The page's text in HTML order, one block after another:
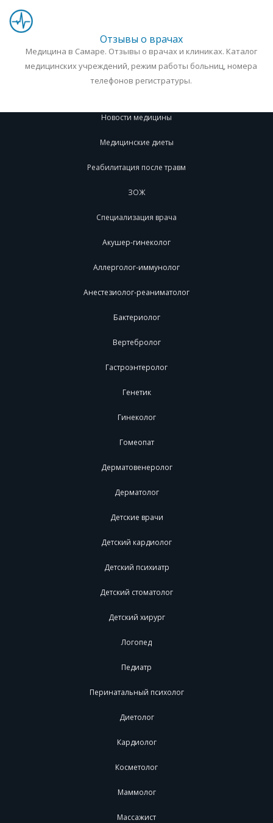
Отзывы о врачах
Медицина в Самаре. Отзывы о врачах и клиниках. Каталог
медицинских учреждений, режим работы больниц, номера
телефонов регистратуры.
Новости медицины
Медицинские диеты
Реабилитация после травм
ЗОЖ
Специализация врача
Акушер-гинеколог
Аллерголог-иммунолог
Анестезиолог-реаниматолог
Бактериолог
Вертебролог
Гастроэнтеролог
Генетик
Гинеколог
Гомеопат
Дерматовенеролог
Дерматолог
Детские врачи
Детский кардиолог
Детский психиатр
Детский стоматолог
Детский хирург
Логопед
Педиатр
Перинатальный психолог
Диетолог
Кардиолог
Косметолог
Маммолог
Массажист